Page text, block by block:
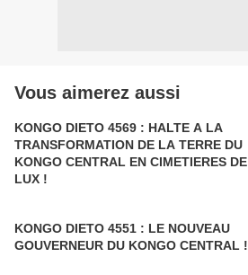
Vous aimerez aussi
KONGO DIETO 4569 : HALTE A LA
TRANSFORMATION DE LA TERRE DU
KONGO CENTRAL EN CIMETIERES DE
LUX !
KONGO DIETO 4551 : LE NOUVEAU
GOUVERNEUR DU KONGO CENTRAL !